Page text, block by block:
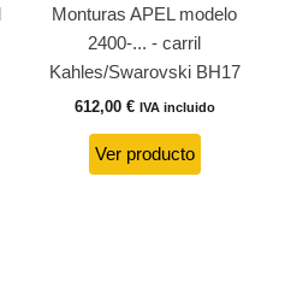
Monturas APEL modelo
2400-... - carril
Kahles/Swarovski BH17
612,00 € IVA incluido
Ver producto